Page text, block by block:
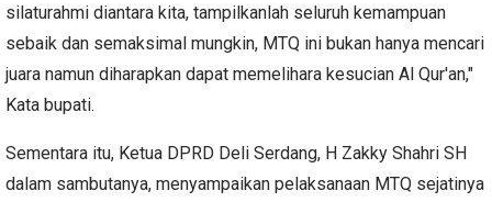
silaturahmi diantara kita, tampilkanlah seluruh kemampuan
sebaik dan semaksimal mungkin, MTQ ini bukan hanya mencari
juara namun diharapkan dapat memelihara kesucian Al Qur'an,"
Kata bupati.
Sementara itu, Ketua DPRD Deli Serdang, H Zakky Shahri SH
dalam sambutanya, menyampaikan pelaksanaan MTQ sejatinya